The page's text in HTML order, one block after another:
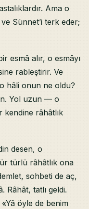
Ama o
Sünnet’i terk eder;
esmâ alır, o esmâyı
rableştirir. Ve
hâli onun ne oldu?
Yol uzun — o
kendine râhâtlık
desen, o
türlü râhâtlık ona
sohbeti de aç,
Râhât, tatlı geldi.
öyle de benim